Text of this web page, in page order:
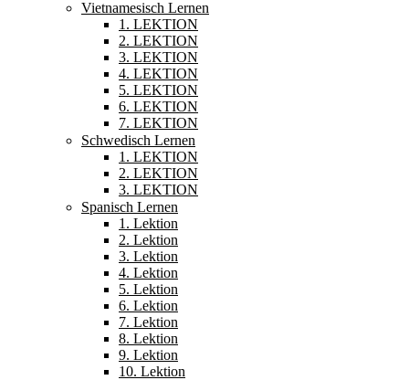
Vietnamesisch Lernen
1. LEKTION
2. LEKTION
3. LEKTION
4. LEKTION
5. LEKTION
6. LEKTION
7. LEKTION
Schwedisch Lernen
1. LEKTION
2. LEKTION
3. LEKTION
Spanisch Lernen
1. Lektion
2. Lektion
3. Lektion
4. Lektion
5. Lektion
6. Lektion
7. Lektion
8. Lektion
9. Lektion
10. Lektion